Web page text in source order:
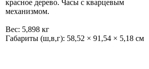
красное дерево. Часы с кварцевым
механизмом.
Вес: 5,898 кг
Габариты (ш,в,г): 58,52 × 91,54 × 5,18 см